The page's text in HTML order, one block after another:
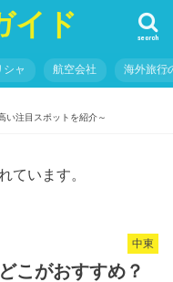
イド search
シャ 航空会社 海外旅行
い注目スポットを紹介～
ています。
中東
こがおすすめ？